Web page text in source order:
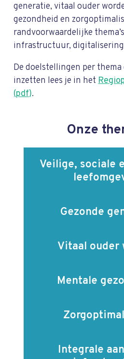
generatie, vitaal ouder
gezondheid en
randvoorwaardelijke
infrastructuur,
De doelstellingen per thema
inzetten lees je in het
(pdf).
Onze
Veilige, sociale
Gezonde
Vitaal ouder
Mentale
Integrale